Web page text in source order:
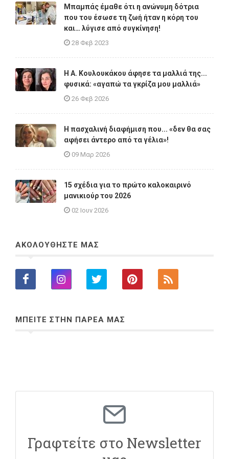
Μπαμπάς έμαθε ότι η ανώνυμη δότρια
που του έσωσε τη ζωή ήταν η κόρη του
και… λύγισε από συγκίνηση!
28 Φεβ 2023
Η A. Κουλουκάκου άφησε τα μαλλιά της...
φυσικά: «αγαπώ τα γκρίζα μου μαλλιά»
26 Φεβ 2026
Η πασχαλινή διαφήμιση που... «δεν θα σας
αφήσει άντερο από τα γέλια»!
09 Μαρ 2026
15 σχέδια για το πρώτο καλοκαιρινό
μανικιούρ του 2026
02 Ιουν 2026
ΑΚΟΛΟΥΘΗΣΤΕ ΜΑΣ
ΜΠΕΙΤΕ ΣΤΗΝ ΠΑΡΕΑ ΜΑΣ
Γραφτείτε στο Newsletter